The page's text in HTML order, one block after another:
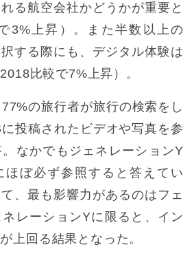
る航空会社かどうかが重要と
3%上昇）。また半数以上の
する際にも、デジタル体験は
比較で7%上昇）。
の旅行者が旅行の検索をし
投稿されたビデオや写真を参
なかでもジェネレーションY
ほぼ必ず参照すると答えてい
、最も影響力があるのはフェ
レーションYに限ると、イン
上回る結果となった。